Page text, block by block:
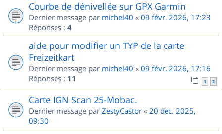
Courbe de dénivellée sur GPX Garmin
Dernier message par michel40 « 09 févr. 2026, 17:23
Réponses : 4
aide pour modifier un TYP de la carte
Freizeitkart
Dernier message par michel40 « 09 févr. 2026, 17:16
Réponses : 11 1 2
Carte IGN Scan 25-Mobac.
Dernier message par ZestyCastor « 20 déc. 2025,
09:30